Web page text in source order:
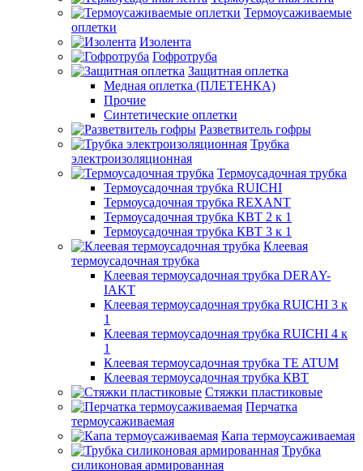
Термоусаживаемые
оплетки
Изолента
Гофротруба
Защитная оплетка
Медная оплетка (ПЛЕТЕНКА)
Прочие
Синтетические оплетки
Разветвитель гофры
Трубка
электроизоляционная
Термоусадочная трубка
Термоусадочная трубка RUICHI
Термоусадочная трубка REXANT
Термоусадочная трубка КВТ 2 к 1
Термоусадочная трубка КВТ 3 к 1
Клеевая
термоусадочная трубка
Клеевая термоусадочная трубка DERAY-
IAKT
Клеевая термоусадочная трубка RUICHI 3 к
1
Клеевая термоусадочная трубка RUICHI 4 к
1
Клеевая термоусадочная трубка TE ATUM
Клеевая термоусадочная трубка КВТ
Стяжки пластиковые
Перчатка
термоусаживаемая
Капа термоусаживаемая
Трубка
силиконовая армированная